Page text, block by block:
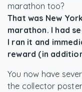
marathon too?
That was New
marathon. I had
I ran it and
reward (in
You now have
the collector